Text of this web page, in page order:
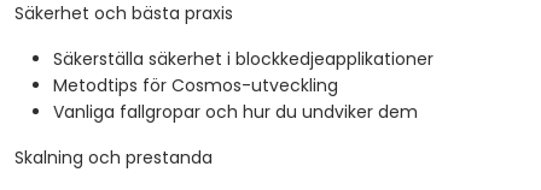
Säkerhet och bästa praxis
Säkerställa säkerhet i blockkedjeapplikationer
Metodtips för Cosmos-utveckling
Vanliga fallgropar och hur du undviker dem
Skalning och prestanda